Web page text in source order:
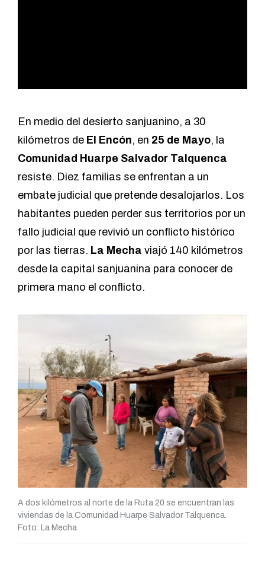
En medio del desierto sanjuanino, a 30
kilómetros de El Encón, en 25 de Mayo, la
Comunidad Huarpe Salvador Talquenca
resiste. Diez familias se enfrentan a un
embate judicial que pretende desalojarlos. Los
habitantes pueden perder sus territorios por un
fallo judicial que revivió un conflicto histórico
por las tierras. La Mecha viajó 140 kilómetros
desde la capital sanjuanina para conocer de
primera mano el conflicto.
A dos kilómetros al norte de la Ruta 20 se encuentran las
viviendas de la Comunidad Huarpe Salvador Talquenca.
Foto: La Mecha